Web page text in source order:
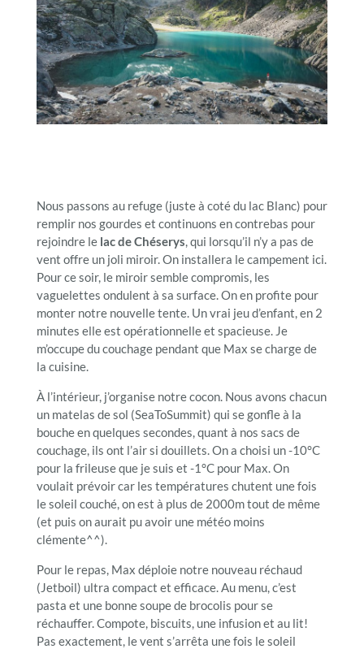
Nous passons au refuge (juste à coté du lac Blanc) pour
remplir nos gourdes et continuons en contrebas pour
rejoindre le lac de Chéserys, qui lorsqu’il n’y a pas de
vent offre un joli miroir. On installera le campement ici.
Pour ce soir, le miroir semble compromis, les
vaguelettes ondulent à sa surface. On en profite pour
monter notre nouvelle tente. Un vrai jeu d’enfant, en 2
minutes elle est opérationnelle et spacieuse. Je
m’occupe du couchage pendant que Max se charge de
la cuisine.
À l’intérieur, j’organise notre cocon. Nous avons chacun
un matelas de sol (SeaToSummit) qui se gonfle à la
bouche en quelques secondes, quant à nos sacs de
couchage, ils ont l’air si douillets. On a choisi un -10°C
pour la frileuse que je suis et -1°C pour Max. On
voulait prévoir car les températures chutent une fois
le soleil couché, on est à plus de 2000m tout de même
(et puis on aurait pu avoir une météo moins
clémente^^).
Pour le repas, Max déploie notre nouveau réchaud
(Jetboil) ultra compact et efficace. Au menu, c’est
pasta et une bonne soupe de brocolis pour se
réchauffer. Compote, biscuits, une infusion et au lit!
Pas exactement, le vent s’arrêta une fois le soleil